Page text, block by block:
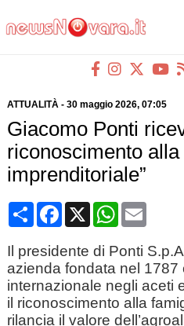
ATTUALITÀ- 30 maggio 2026, 07:05
Giacomo Ponti
riconoscimento
imprenditoriale”
CondividiFacebook
X WhatsApp
Email
Il presidente di Ponti
azienda fondata nel 1787
internazionale negli aceti
il riconoscimento alla
rilancia il valore